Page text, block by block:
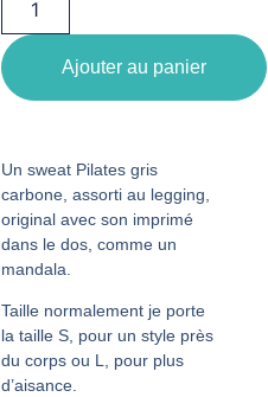
Ajouter au panier
Un sweat Pilates gris
carbone, assorti au legging,
original avec son imprimé
dans le dos, comme un
mandala.
Taille normalement je porte
la taille S, pour un style près
du corps ou L, pour plus
d’aisance.